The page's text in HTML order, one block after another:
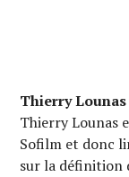
Thierry Lounas
Thierry Lounas
Sofilm et donc
sur la définition